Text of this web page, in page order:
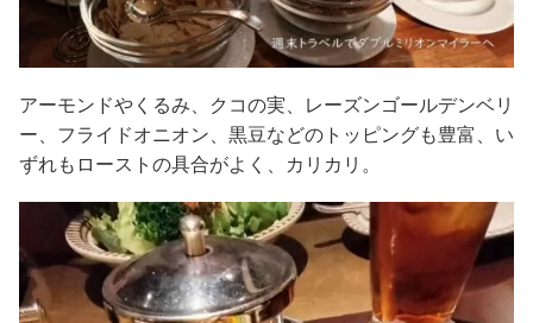
アーモンドやくるみ、クコの実、レーズンゴールデンベリ
ー、フライドオニオン、黒豆などのトッピングも豊富、い
ずれもローストの具合がよく、カリカリ。